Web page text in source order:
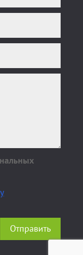
Отправить